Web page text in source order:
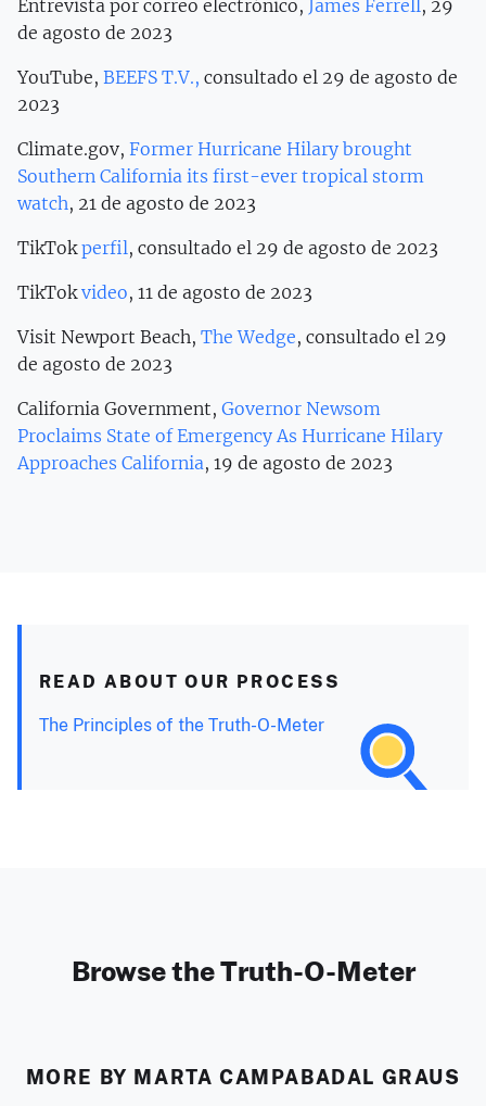
Entrevista por correo electrónico, James Ferrell, 29
de agosto de 2023
YouTube, BEEFS T.V., consultado el 29 de agosto de
2023
Climate.gov, Former Hurricane Hilary brought
Southern California its first-ever tropical storm
watch, 21 de agosto de 2023
TikTokperfil, consultado el 29 de agosto de 2023
TikTokvideo, 11 de agosto de 2023
Visit Newport Beach, The Wedge, consultado el 29
de agosto de 2023
California Government, Governor Newsom
Proclaims State of Emergency As Hurricane Hilary
Approaches California, 19 de agosto de 2023
READ ABOUT OUR PROCESS
The Principles of the Truth-O-Meter
Browse the Truth-O-Meter
MORE BY MARTA CAMPABADAL GRAUS